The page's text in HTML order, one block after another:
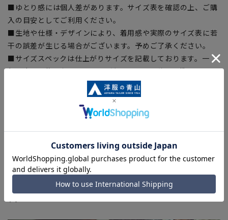
■ゆとり感には個人差があります。サイズ表を確認の上、ご購
入の目安としてご利用ください。
■生地や仕様・デザインにより、着用感や実際のサイズ表に若
干の誤差が生じる場合がございます。予めご了承ください。
■サイズスペックは仕上がりサイズを記載しております。一
部、商品現物におすすめサイズ(ヌードサイズ)を記載している
■ブラウザやお使いのモニター環境、また撮影時の室内外の光
加減により、実際の商品と掲載画像の色味が異なる場合がござ
■店舗や各モールサイトと商品在庫を共有しております関係
上、ご注文いただいたタイミングにより欠品が発生し、ご注文
を完了できない場合がございます。予めご了承ください。
■お急ぎ発送のご注文につきましても、ご注文のタイミングに
よってはお急ぎ発送サービスを選択できない場合がございま